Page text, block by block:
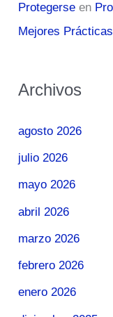
Protegerse en
Mejores
Archivos
agosto 2026
julio 2026
mayo 2026
abril 2026
marzo 2026
febrero 2026
enero 2026